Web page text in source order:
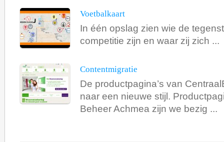
Voetbalkaart
In één opslag zien wie de
competitie zijn en waar zij zich ...
Contentmigratie
De productpagina’s van
naar een nieuwe stijl.
Beheer Achmea zijn we bezig ...